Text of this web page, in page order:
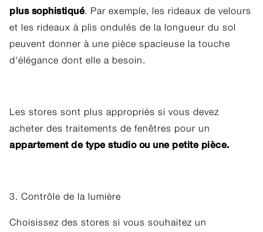
plus sophistiqué. Par exemple, les rideaux de velours
et les rideaux à plis ondulés de la longueur du sol
peuvent donner à une pièce spacieuse la touche
d'élégance dont elle a besoin.
Les stores sont plus appropriés si vous devez
acheter des traitements de fenêtres pour un
appartement de type studio ou une petite pièce.
3. Contrôle de la lumière
Choisissez des stores si vous souhaitez un